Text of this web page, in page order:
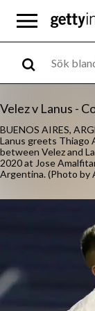
Velez v Lanus -
BUENOS AIRES,
Lanus greets Thiago
between Velez and
2020 at Jose
Argentina. (Photo by